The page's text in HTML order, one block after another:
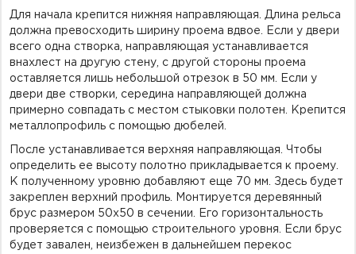
Для начала крепится нижняя направляющая. Длина рельса
должна превосходить ширину проема вдвое. Если у двери
всего одна створка, направляющая устанавливается
внахлест на другую стену, с другой стороны проема
оставляется лишь небольшой отрезок в 50 мм. Если у
двери две створки, середина направляющей должна
примерно совпадать с местом стыковки полотен. Крепится
металлопрофиль с помощью дюбелей.
После устанавливается верхняя направляющая. Чтобы
определить ее высоту полотно прикладывается к проему.
К полученному уровню добавляют еще 70 мм. Здесь будет
закреплен верхний профиль. Монтируется деревянный
брус размером 50x50 в сечении. Его горизонтальность
проверяется с помощью строительного уровня. Если брус
будет завален, неизбежен в дальнейшем перекос